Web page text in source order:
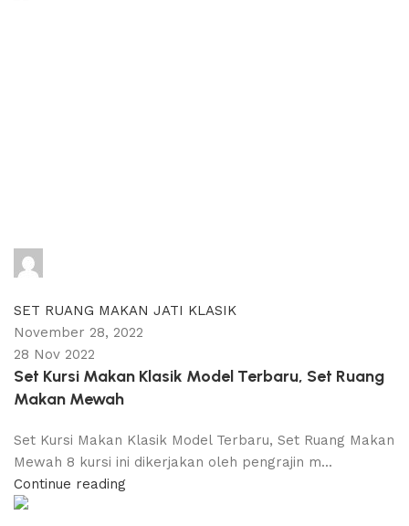
SET RUANG MAKAN JATI KLASIK
November 28, 2022
28 Nov 2022
Set Kursi Makan Klasik Model Terbaru, Set Ruang
Makan Mewah
Set Kursi Makan Klasik Model Terbaru, Set Ruang Makan
Mewah 8 kursi ini dikerjakan oleh pengrajin m...
Continue reading